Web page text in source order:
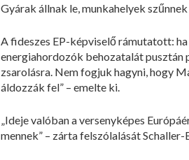
Gyárak állnak le, munkahelyek
A fideszes EP-képviselő rámutatott:
energiahordozók behozatalát
zsarolásra. Nem fogjuk hagyni, hogy
áldozzák fel” – emelte ki.
„Ideje valóban a versenyképes
mennek” – zárta felszólalását Schaller-